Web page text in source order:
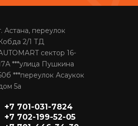
Астана, переулок
Кобда 2/1 ТД
сектор 16-
***улица Пушкина
***переулок Асаукок
5а
+7 701-031-7824
+7 702-199-52-05